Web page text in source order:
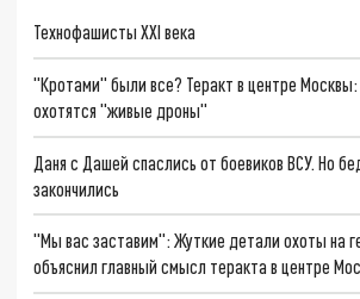
Технофашисты XXI века
"Кротами" были все? Теракт в центре Москвы:
охотятся "живые дроны"
Даня с Дашей спаслись от боевиков ВСУ. Но
закончились
"Мы вас заставим": Жуткие детали охоты на
объяснил главный смысл теракта в центре